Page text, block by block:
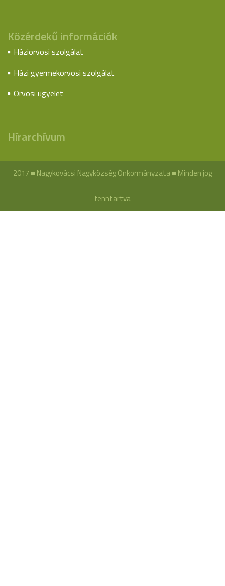
Közérdekű információk
Háziorvosi szolgálat
Házi gyermekorvosi szolgálat
Orvosi ügyelet
Hírarchívum
2017 ■ Nagykovácsi Nagyközség Önkormányzata ■ Minden jog
fenntartva